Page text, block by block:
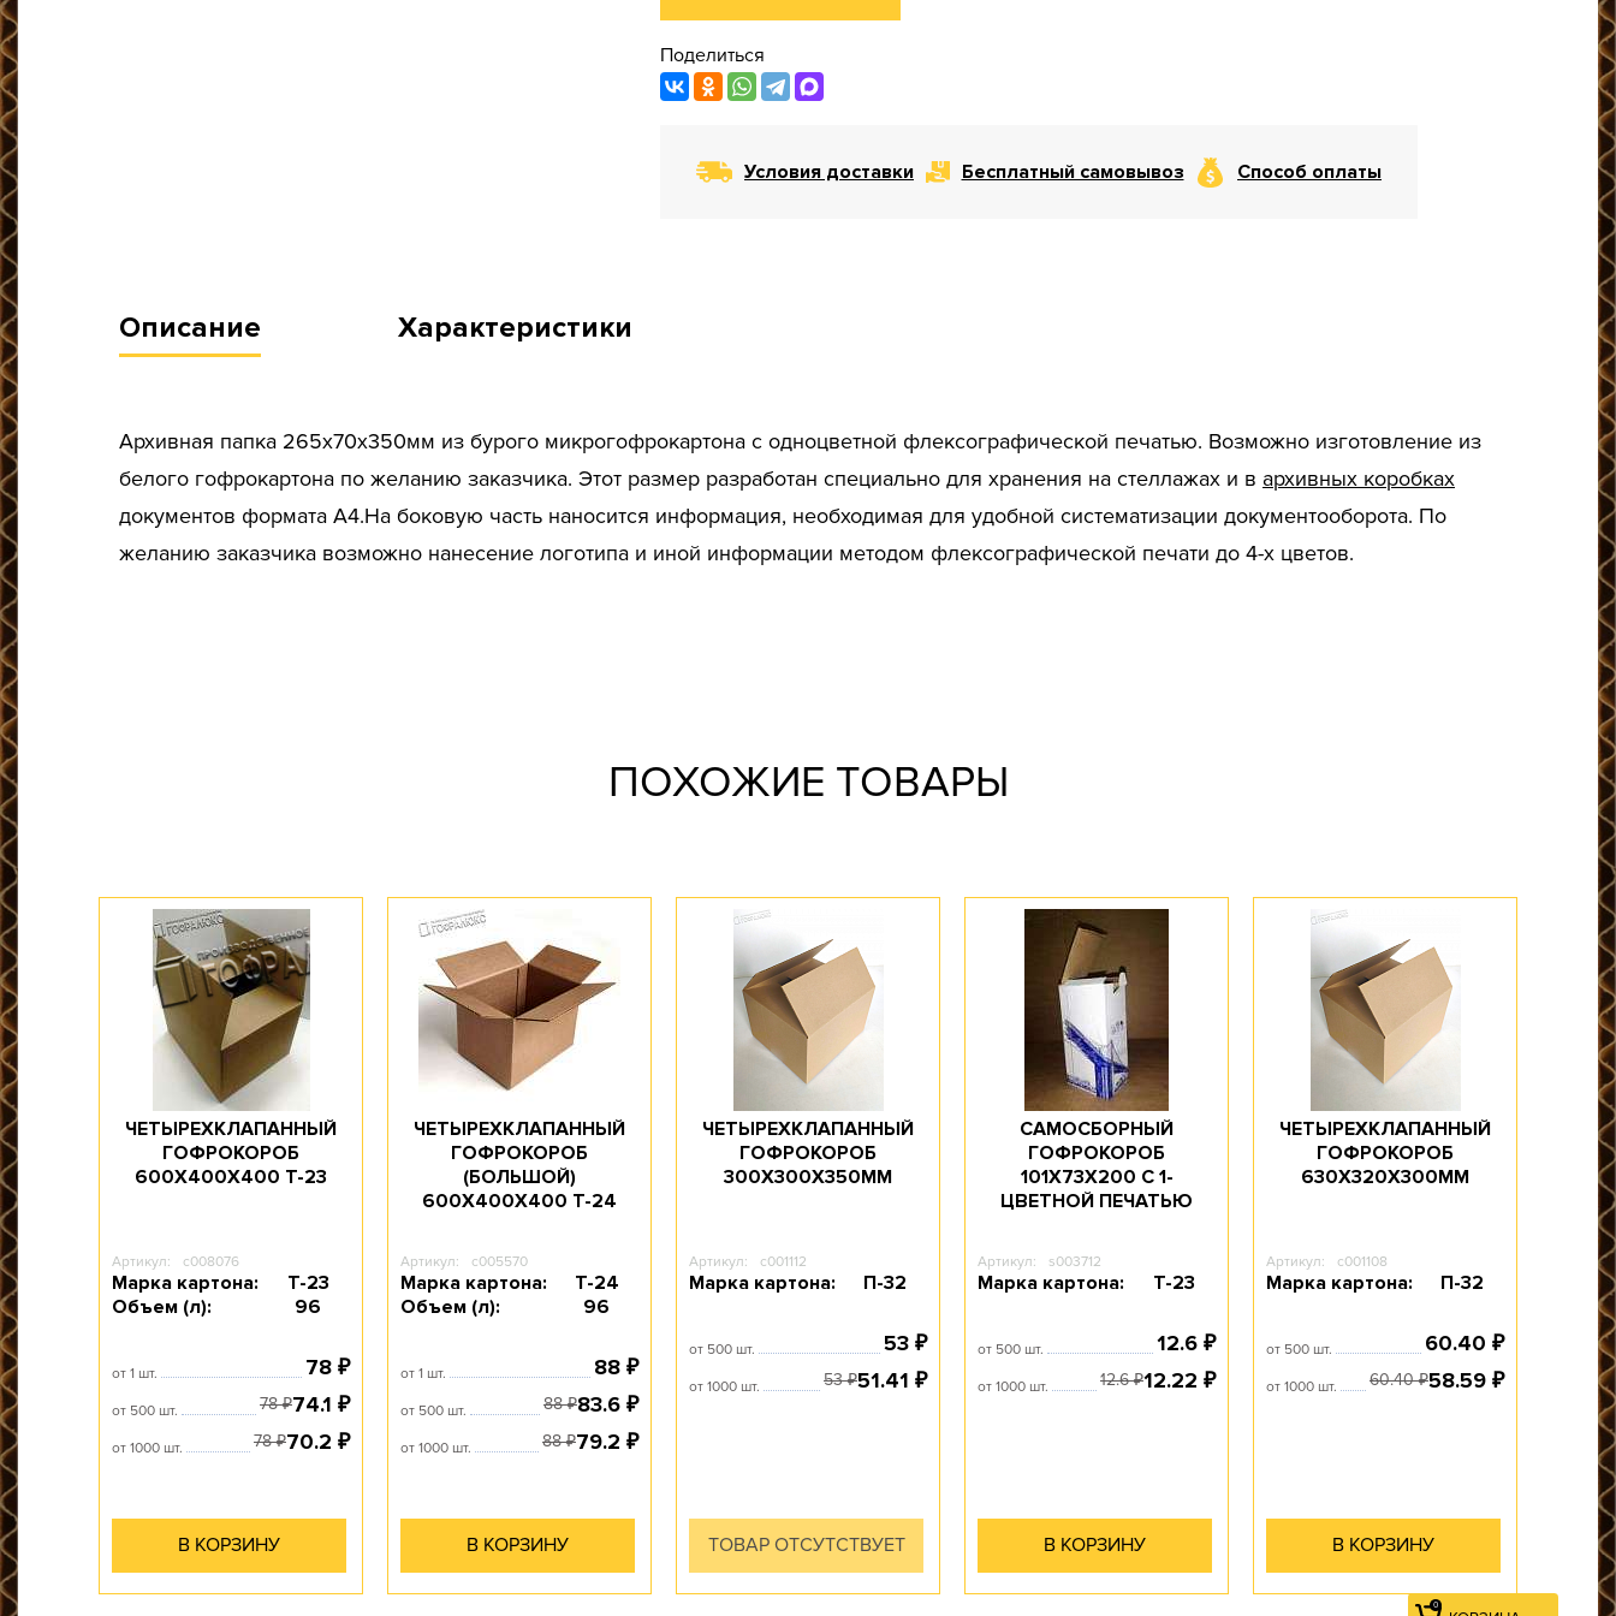
Поделиться
Условия доставки Бесплатный самовывоз Способ оплаты
Описание Характеристики
Архивная папка 265х70х350мм из бурого микрогофрокартона с одноцветной флексографической печатью. Возможно изготовление из
белого гофрокартона по желанию заказчика. Этот размер разработан специально для хранения на стеллажах и в архивных коробках
документов формата А4.На боковую часть наносится информация, необходимая для удобной систематизации документооборота. По
желанию заказчика возможно нанесение логотипа и иной информации методом флексографической печати до 4-х цветов.
Ширина, мм: 70
Высота, мм: 350
Объем, л: 6,5
ПОХОЖИЕ ТОВАРЫ
ЧЕТЫРЕХКЛАПАННЫЙ
ГОФРОКОРОБ
600Х400Х400 T-23
Артикул: c008076
Марка картона:
Т-23
Объем (л):
96
от 1 шт. 78 ₽
от 500 шт. 78₽74.1 ₽
от 1000 шт. 78₽70.2 ₽
В КОРЗИНУ
ЧЕТЫРЕХКЛАПАННЫЙ
ГОФРОКОРОБ
(БОЛЬШОЙ)
600Х400Х400 T-24
Артикул: c005570
Марка картона:
Т-24
Объем (л):
96
от 1 шт. 88 ₽
от 500 шт. 88₽83.6 ₽
от 1000 шт. 88₽79.2 ₽
В КОРЗИНУ
ЧЕТЫРЕХКЛАПАННЫЙ
ГОФРОКОРОБ
300Х300Х350ММ
Артикул: c001112
Марка картона: П-32
от 500 шт. 53 ₽
от 1000 шт. 53₽51.41 ₽
ТОВАР ОТСУТСТВУЕТ
САМОСБОРНЫЙ
ГОФРОКОРОБ
101Х73Х200 С 1-
ЦВЕТНОЙ ПЕЧАТЬЮ
Артикул: s003712
Марка картона: Т-23
от 500 шт. 12.6 ₽
от 1000 шт. 12.6₽12.22 ₽
В КОРЗИНУ
ЧЕТЫРЕХКЛАПАННЫЙ
ГОФРОКОРОБ
630Х320Х300ММ
Артикул: c001108
Марка картона: П-32
от 500 шт. 60.40 ₽
от 1000 шт. 60.40₽58.59 ₽
В КОРЗИНУ